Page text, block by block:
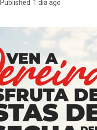
Published 1 día ago